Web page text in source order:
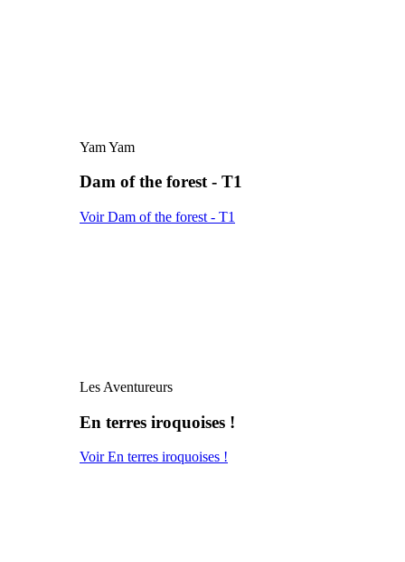
Yam Yam
Dam of the forest - T1
Voir Dam of the forest - T1
Les Aventureurs
En terres iroquoises !
Voir En terres iroquoises !